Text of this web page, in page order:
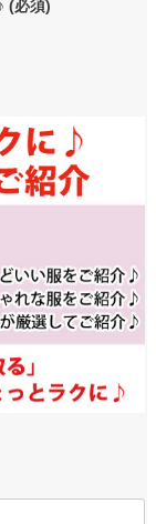
(必須)